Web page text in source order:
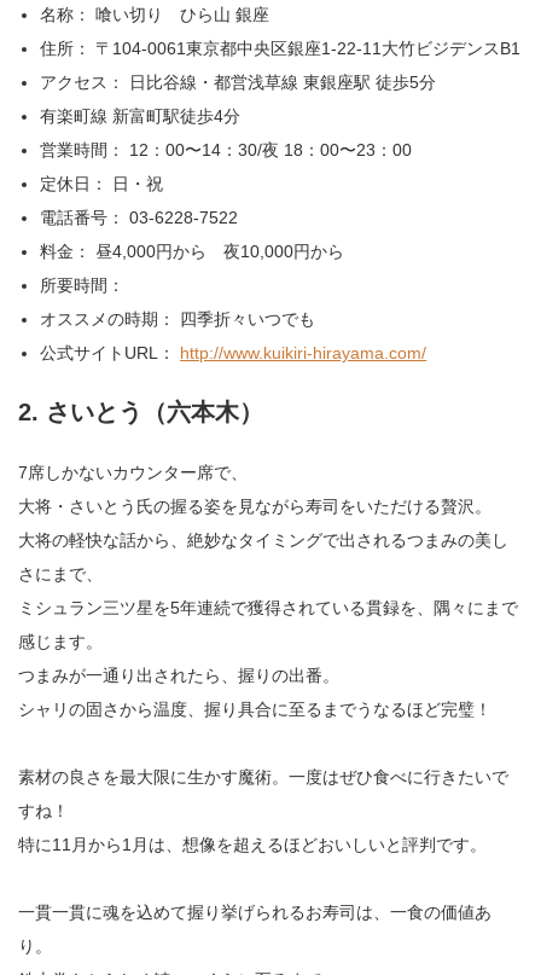
名称： 喰い切り ひら山 銀座
住所： 〒104-0061東京都中央区銀座1-22-11大竹ビジデンスB1
アクセス： 日比谷線・都営浅草線 東銀座駅 徒歩5分
有楽町線 新富町駅徒歩4分
営業時間： 12：00〜14：30/夜 18：00〜23：00
定休日： 日・祝
電話番号： 03-6228-7522
料金： 昼4,000円から 夜10,000円から
所要時間：
オススメの時期： 四季折々いつでも
公式サイトURL： http://www.kuikiri-hirayama.com/
2. さいとう（六本木）
7席しかないカウンター席で、
大将・さいとう氏の握る姿を見ながら寿司をいただける贅沢。
大将の軽快な話から、絶妙なタイミングで出されるつまみの美し
さにまで、
ミシュラン三ツ星を5年連続で獲得されている貫録を、隅々にまで
感じます。
つまみが一通り出されたら、握りの出番。
シャリの固さから温度、握り具合に至るまでうなるほど完璧！
素材の良さを最大限に生かす魔術。一度はぜひ食べに行きたいで
すね！
特に11月から1月は、想像を超えるほどおいしいと評判です。
一貫一貫に魂を込めて握り挙げられるお寿司は、一食の価値あ
り。